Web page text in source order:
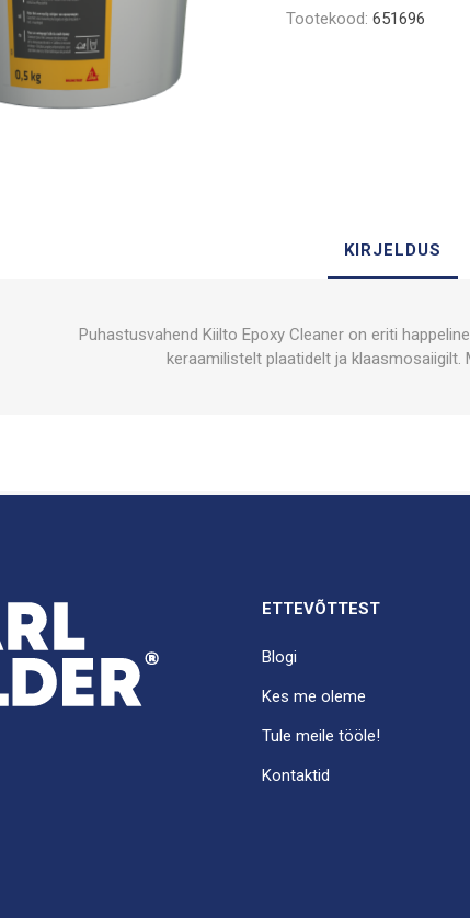
Tootekood: 651696
KIRJELDUS
Puhastusvahend Kiilto Epoxy Cleaner on eriti
keraamilistelt plaatidelt ja
ETTEVÕTTEST
Blogi
Kes me oleme
Tule meile tööle!
Kontaktid